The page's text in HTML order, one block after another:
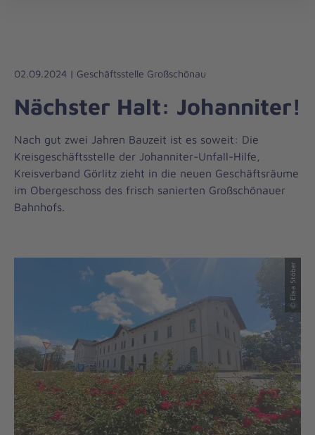
Liebe
Leben
02.09.2024 | Geschäftsstelle Großschönau
Nächster Halt: Johanniter!
Nach gut zwei Jahren Bauzeit ist es soweit: Die
Kreisgeschäftsstelle der Johanniter-Unfall-Hilfe,
Kreisverband Görlitz zieht in die neuen Geschäftsräume
im Obergeschoss des frisch sanierten Großschönauer
Bahnhofs.
© Elisa Stöber